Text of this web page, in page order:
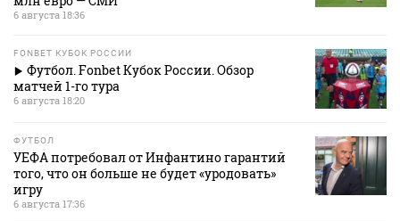
6 августа 18:36
FONBET КУБОК РОССИИ
Футбол. Fonbet Кубок России. Обзор
матчей 1-го тура
6 августа 18:20
ФУТБОЛ
УЕФА потребовал от Инфантино гарантий
того, что он больше не будет «уродовать»
игру
6 августа 17:36